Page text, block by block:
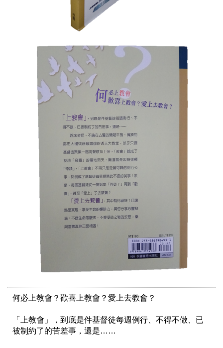
何必上教會？歡喜上教會？愛上去教會？
「上教會」，到底是件基督徒每週例行、不得不做、已
被制約了的苦差事，還是……